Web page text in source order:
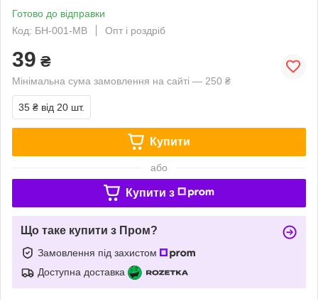
Готово до відправки
Код: БН-001-МВ
Опт і роздріб
39 ₴
Мінімальна сума замовлення на сайті — 250 ₴
35 ₴ від 20 шт.
Купити
або
Купити з
Що таке купити з Пром?
Замовлення під захистом
Доступна доставка